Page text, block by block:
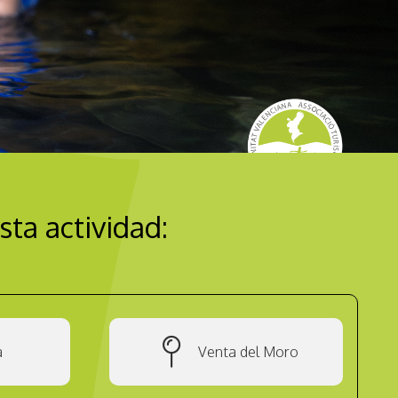
actividad:
Venta del Moro